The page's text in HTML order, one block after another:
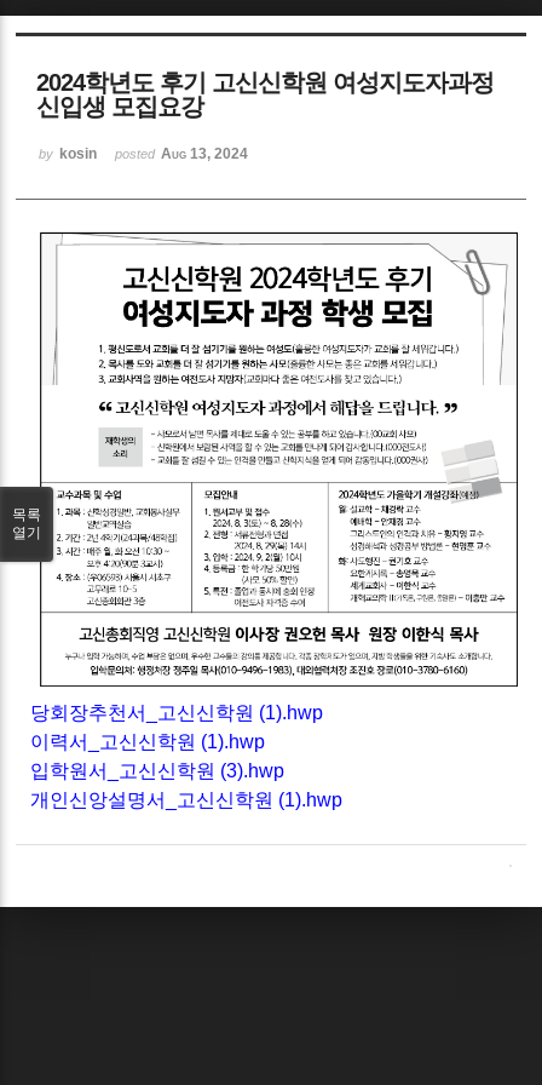
2024학년도 후기 고신신학원 여성지도자과정
신입생 모집요강
by kosin posted Aug 13, 2024
당회장추천서_고신신학원 (1).hwp
이력서_고신신학원 (1).hwp
입학원서_고신신학원 (3).hwp
개인신앙설명서_고신신학원 (1).hwp
목록
열기
Sketchbook5, 스케치북5
Sketchbook5, 스케치북5